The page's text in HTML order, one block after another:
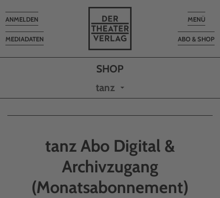
Toggle
MENÜ
ABO & SHOP
MEDIADATEN
Toggle
navigation
ANMELDEN
tanz
tanz Abo Digital &
Archivzugang
(Monatsabonnement)